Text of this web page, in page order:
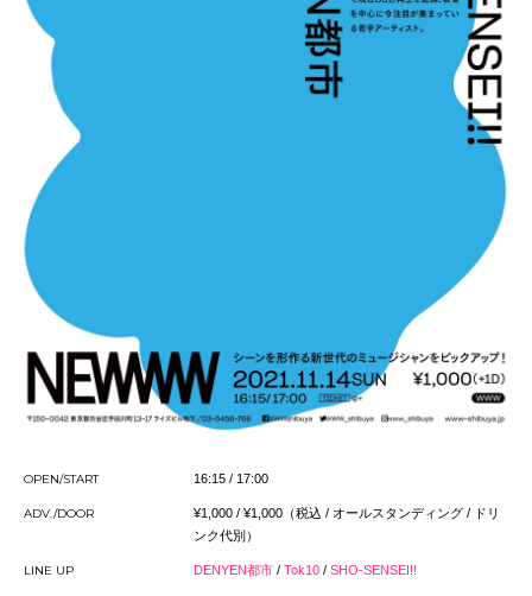
OPEN/START 16:15 / 17:00
ADV./DOOR
¥1,000 / ¥1,000（税込 / オールスタンディング / ドリ
ンク代別）
LINE UP DENYEN都市/ Tok10/ SHO-SENSEI!!